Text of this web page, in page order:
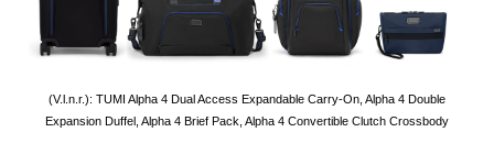
(V.l.n.r.): TUMI Alpha 4 Dual Access Expandable Carry-On, Alpha 4 Double
Expansion Duffel, Alpha 4 Brief Pack, Alpha 4 Convertible Clutch Crossbody